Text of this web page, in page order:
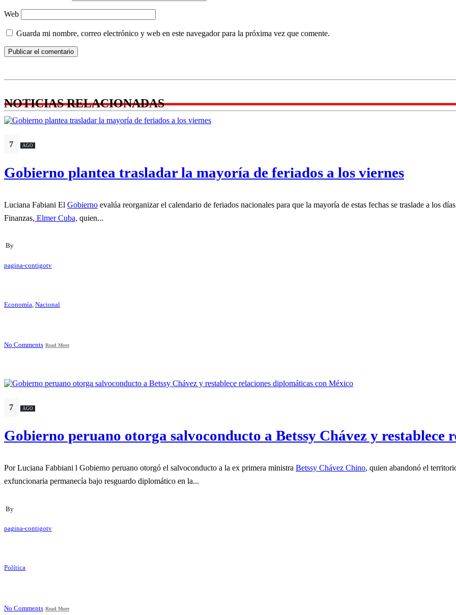
Web
Guarda mi nombre, correo electrónico y web en este navegador para la próxima vez que comente.
NOTICIAS RELACIONADAS
7 AGO
Gobierno plantea trasladar la mayoría de feriados a los viernes
Luciana Fabiani El Gobierno evalúa reorganizar el calendario de feriados nacionales para que la mayoría de estas fechas se traslade a los
Finanzas, Elmer Cuba, quien...
By
pagina-contigotv
Economía, Nacional
No Comments Read More
7 AGO
Gobierno peruano otorga salvoconducto a Betssy Chávez y restablece
Por Luciana Fabbiani l Gobierno peruano otorgó el salvoconducto a la ex primera ministra Betssy Chávez Chino, quien abandonó el
exfuncionaria permanecía bajo resguardo diplomático en la...
By
pagina-contigotv
Política
No Comments Read More